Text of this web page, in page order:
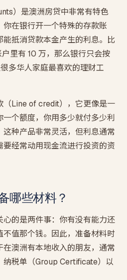
）是澳洲房贷中非常有特色
在银行开一个特殊的存款账
抵消贷款本金产生的利息。比
里有 10 万，那么银行只会按
多华人家庭最喜欢的理财工
（Line of credit），它更像是一
个额度，你用多少就付多少利
种产品非常灵活，但利息通常
要经常动用现金流进行投资的资
哪些材料？
的是两件事：你有没有能力还
值那个钱。因此，准备材料时
澳洲有本地收入的朋友，通常
纳税单（Group Certificate）以